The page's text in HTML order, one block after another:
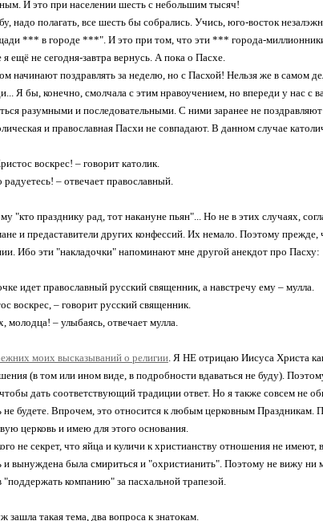
И это при населении шесть с небольшим тысяч!
надо полагать, все шесть бы собрались. Учись, юго-восток
*** в городе ***". И это при том, что эти *** города-
ещё не сегодня-завтра вернусь. А пока о Пасхе.
начинают поздравлять за неделю, но с Пасхой! Нельзя же в самом
Я бы, конечно, смолчала с этим нравоучением, но впереди у нас с
разумными и последовательными. С ними заранее не
и православная Пасхи не совпадают. В данном случае
воскрес! – говорит католик.
радуетесь! – отвечает православный.
"кто празднику рад, тот накануне пьян"... Но не в этих случаях,
и предаставители других конфессий. Их немало. Поэтому прежде,
Ибо эти "накладочки" напоминают мне другой анекдот про Пасху:
идет православный русский священник, а навстречу ему – мулла.
воскрес, – говорит русский священник.
молодца! – улыбаясь, отвечает мулла.
моих высказываний о религии. Я НЕ отрицаю Иисуса Христа
(в том или ином виде, в подробности вдаваться не буду).
дать соответствующий традиции ответ. Но я также совсем не
не будете. Впрочем, это относится к любым церковным Праздникам.
церковь и имею для этого основания.
не секрет, что яйца и куличи к христианству отношения не имеют,
и вынуждена была смириться и "охристианить". Поэтому не вижу ни
"поддержать компанию" за пасхальной трапезой.
зашла такая тема, два вопроса к знатокам.